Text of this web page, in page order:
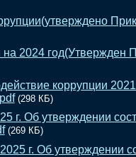
на 2024
коррупции
(298 КБ)
Об утверждении
(269 КБ)
г. Об утверждении